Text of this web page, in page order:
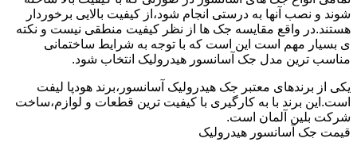
شوند و نصب آنها به درستی انجام شود،از کیفیت بالایی برخوردار
هستند.در واقع مقایسه جک ها از نظر کیفیت منطقی نیست و نکته
ی بسیار مهم است این است که با توجه به شرایط ساختمانی
مناسب ترین مدل جک آسانسور هیدرولیک انتخاب شود.
یکی از برندهای معتبر جک هیدرولیک آسانسور،برند هودپا لیفت
است.این برند با به کارگیری با کیفیت ترین قطعات و لوازم،ساخت
شرکت بلین آلمان است.
قیمت جک آسانسور هیدرولیک